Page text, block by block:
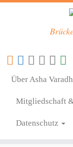
Zum
springen
Über Asha
Mitgliedschaft
Datenschutz